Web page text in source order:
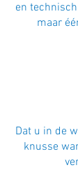
Dat u in de
knusse
en
maar